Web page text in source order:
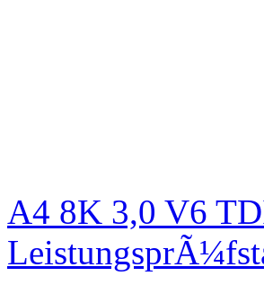
A4 8K 3,0 V6